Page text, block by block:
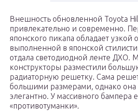
Внешность обновленной Toyota
привлекательно и современно.
японского пикапа обладает узкой
выполненной в японской
отдала светодиодной ленте ДХО.
конструкторы разместили
радиаторную решетку. Сама
большими размерами, однако она
элегантно. У массивного бампера
«противотуманки».